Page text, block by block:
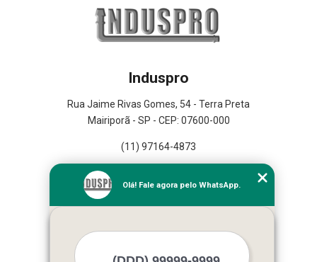
Induspro
Rua Jaime Rivas Gomes, 54 - Terra Preta
Mairiporã - SP - CEP: 07600-000
(11) 97164-4873
Empresa
Missão
Mapa do site
Olá! Fale agora pelo WhatsApp.